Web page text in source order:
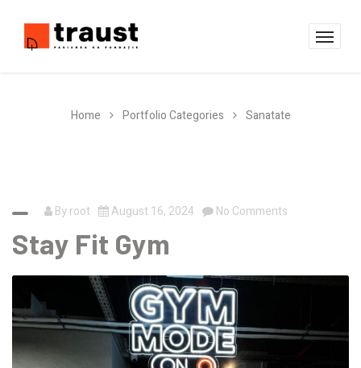
Home Portfolio Categories Sanatate
Byroot August 16, 2024 No Comments
Stay Fit Gym